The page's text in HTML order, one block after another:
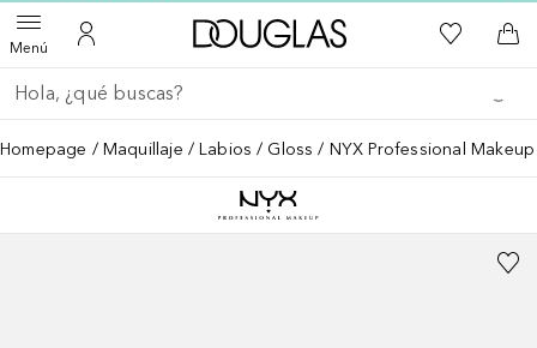
MenúAbrir menúMi cuenta
A Douglas HomeMi lista de
A
Regresar
Ejecutar búsqueda
Homepage Maquillaje Labios Gloss NYX Professional